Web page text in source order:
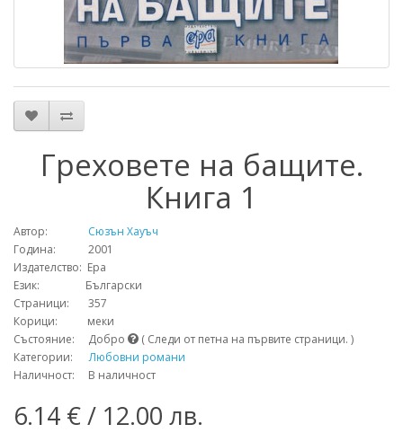
Греховете на бащите.
Книга 1
Автор:
Сюзън Хауъч
Година: 2001
Издателство: Ера
Език: Български
Страници: 357
Корици: меки
Състояние: Добро
( Следи от петна на първите страници. )
Категории:Любовни романи
Наличност: В наличност
6.14 € / 12.00 лв.